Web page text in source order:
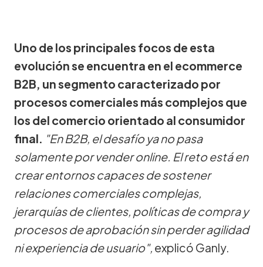
Uno de los principales focos de esta
evolución se encuentra en el ecommerce
B2B, un segmento caracterizado por
procesos comerciales más complejos que
los del comercio orientado al consumidor
final. "En B2B, el desafío ya no pasa
solamente por vender online. El reto está en
crear entornos capaces de sostener
relaciones comerciales complejas,
jerarquías de clientes, políticas de compra y
procesos de aprobación sin perder agilidad
ni experiencia de usuario", explicó Ganly.